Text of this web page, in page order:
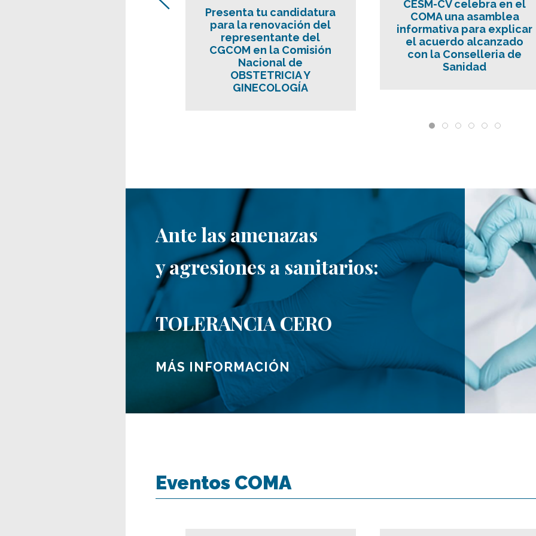
Presenta tu candidatura
para la renovación del
representante del
CGCOM en la Comisión
Nacional de
OBSTETRICIA Y
GINECOLOGÍA
CESM-CV celebra en el
COMA una asamblea
informativa para explicar
el acuerdo alcanzado
con la Conselleria de
Sanidad
Ante las amenazas
y agresiones a sanitarios:
TOLERANCIA CERO
MÁS INFORMACIÓN
Eventos COMA